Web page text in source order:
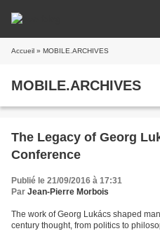
Accueil » MOBILE.ARCHIVES
MOBILE.ARCHIVES
The Legacy of Georg
Conference
Publié le 21/09/2016 à 17:31
Par Jean-Pierre Morbois
The work of Georg Lukács shaped
century thought, from politics to